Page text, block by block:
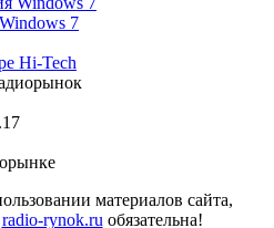
7
материалов сайта,
radio-rynok.ru обязательна!